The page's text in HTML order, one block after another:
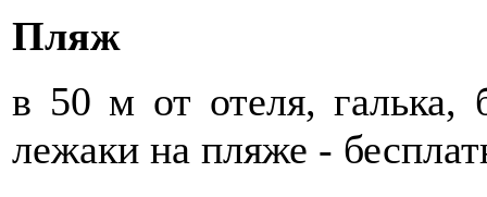
Пляж
в 50 м от отеля, галька,
лежаки на пляже -